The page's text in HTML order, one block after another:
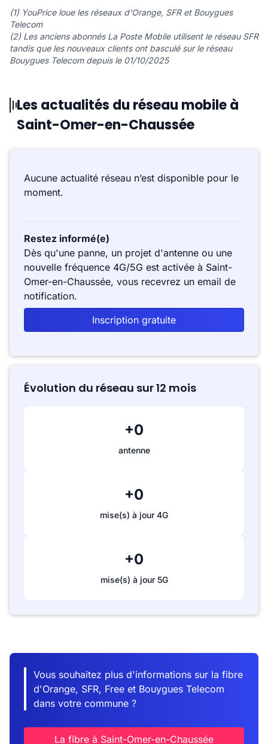
(1) YouPrice loue les réseaux d'Orange, SFR et Bouygues
Telecom
(2) Les anciens abonnés La Poste Mobile utilisent le réseau SFR
tandis que les nouveaux clients ont basculé sur le réseau
Bouygues Telecom depuis le 01/10/2025
Les actualités du réseau mobile à
Saint-Omer-en-Chaussée
Aucune actualité réseau n’est disponible pour le
moment.
Restez informé(e)
Dès qu'une panne, un projet d'antenne ou une
nouvelle fréquence 4G/5G est activée à Saint-
Omer-en-Chaussée, vous recevrez un email de
notification.
Inscription gratuite
Évolution du réseau sur 12 mois
+0
antenne
+0
mise(s) à jour 4G
+0
mise(s) à jour 5G
Vous souhaitez plus d'informations sur la fibre
d'Orange, SFR, Free et Bouygues Telecom
dans votre commune ?
La fibre à Saint-Omer-en-Chaussée